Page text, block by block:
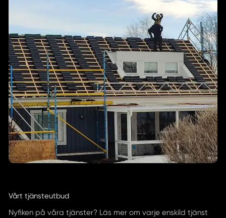
Vårt tjänsteutbud
Nyfiken på våra tjänster? Läs mer om varje enskild tjänst